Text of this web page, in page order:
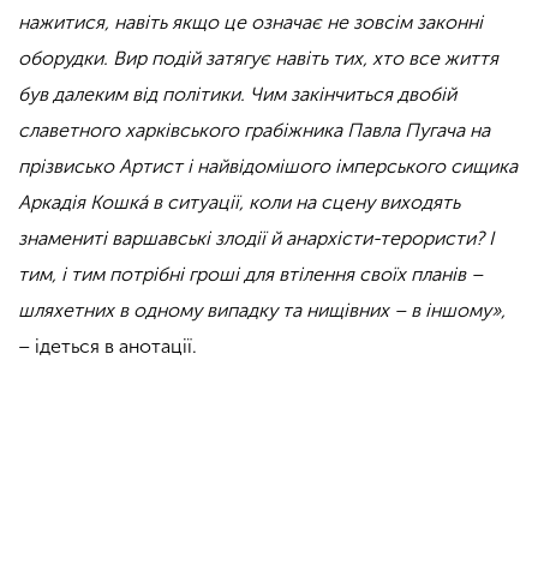
нажитися, навіть якщо це означає не зовсім законні
оборудки. Вир подій затягує навіть тих, хто все життя
був далеким від політики. Чим закінчиться двобій
славетного харківського грабіжника Павла Пугача на
прізвисько Артист і найвідомішого імперського сищика
Аркадія Кошкá в ситуації, коли на сцену виходять
знамениті варшавські злодії й анархісти-терористи? І
тим, і тим потрібні гроші для втілення своїх планів –
шляхетних в одному випадку та нищівних – в іншому»,
– ідеться в анотації.